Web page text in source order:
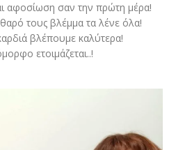
αφοσίωση σαν την πρώτη μέρα!
τους βλέμμα τα λένε όλα!
βλέπουμε καλύτερα!
ετοιμάζεται..!